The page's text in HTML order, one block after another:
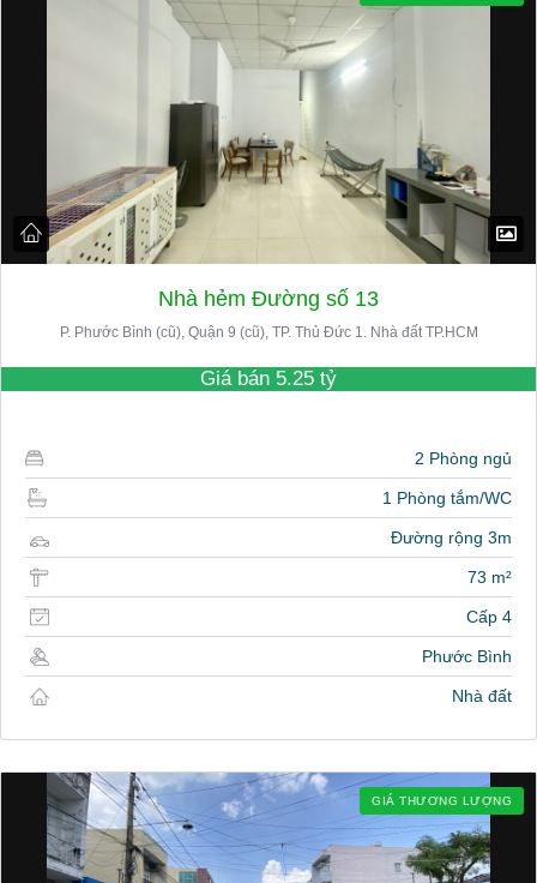
Nhà hẻm Đường số 13
P. Phước Bình (cũ), Quận 9 (cũ), TP. Thủ Đức 1. Nhà đất TP.HCM
Giá bán 5.25 tỷ
2 Phòng ngủ
1 Phòng tắm/WC
Đường rộng 3m
73 m²
Cấp 4
Phước Bình
Nhà đất
GIÁ THƯƠNG LƯỢNG